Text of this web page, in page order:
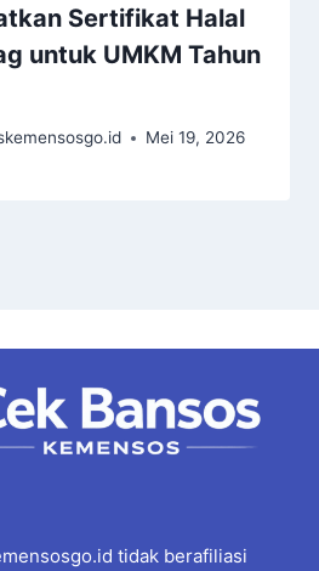
Sertifikat Halal
untuk UMKM Tahun
Mei 19, 2026
tidak berafiliasi